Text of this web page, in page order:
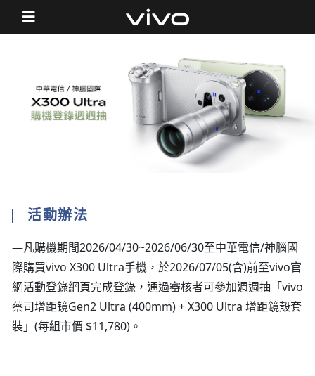
活動辦法
—凡購機期間2026/04/30~2026/06/30至中華電信/神腦國
際購買vivo X300 Ultra手機，於2026/07/05(含)前至vivo官
網活動登錄網頁完成登錄，通過審核者可參加週週抽「vivo
蔡司增距镜​Gen2 Ultra (400mm) + X300 Ultra 增距鏡殼套
裝」(每組市價 $11,780)。